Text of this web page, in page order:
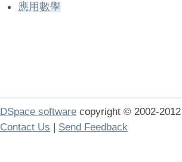
應用數學
DSpace software copyright © 2002-2012
Contact Us | Send Feedback